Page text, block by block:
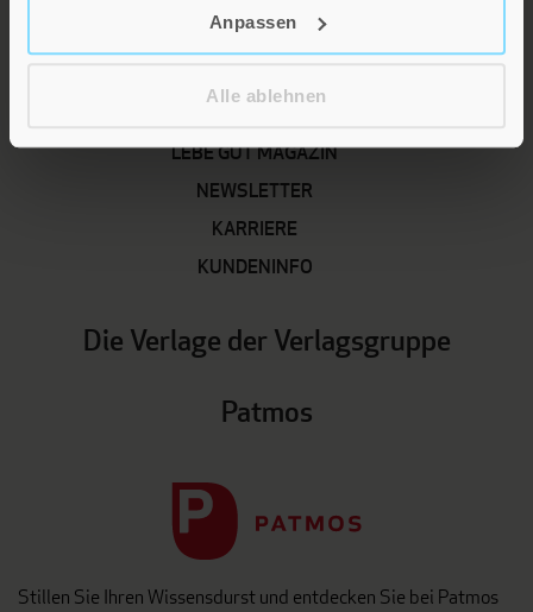
Anpassen
Alle ablehnen
LEBE GUT MAGAZIN
NEWSLETTER
KARRIERE
KUNDENINFO
Die Verlage der Verlagsgruppe
Patmos
Stillen Sie Ihren Wissensdurst und entdecken Sie bei Patmos